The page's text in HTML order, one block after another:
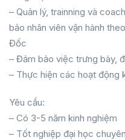
– Quản lý, trainning và
bảo nhân viên vận hành
Đốc
– Đảm bảo việc trưng bày,
– Thực hiện các hoạt động
Yêu cầu:
– Có 3-5 năm kinh nghiệm
– Tốt nghiệp đại học